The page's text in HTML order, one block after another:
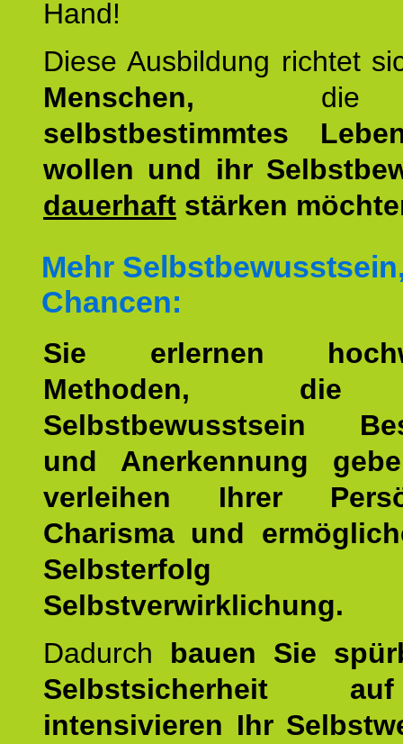
Hand!
Diese Ausbildung richtet
Menschen,
selbstbestimmtes
wollen und ihr
dauerhaft stärken
Mehr
Chancen:
Sie erlernen
Methoden, die
Selbstbewusstsein
und Anerkennung
verleihen Ihrer
Charisma und
Selbstverwirklichung.
Dadurch bauen Sie
Selbstsicherheit
intensivieren Ihr